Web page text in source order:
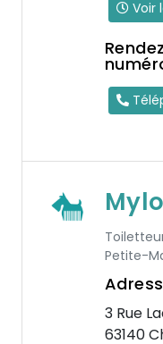
Voir
Petite-
3 Rue
63140